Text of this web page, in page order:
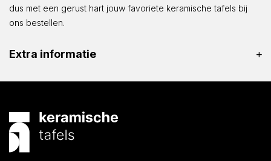
dus met een gerust hart jouw favoriete keramische tafels bij
ons bestellen.
Extra informatie